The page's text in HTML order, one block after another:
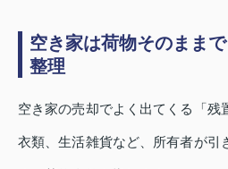
空き家は荷物そのまま
整理
空き家の売却でよく出てくる「残
衣類、生活雑貨など、所有者が引